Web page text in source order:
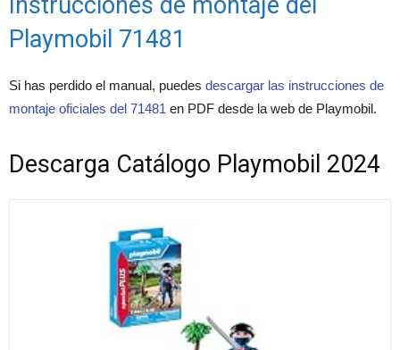
Playmobil 71481
Si has perdido el manual, puedes descargar las instrucciones de
montaje oficiales del 71481 en PDF desde la web de Playmobil.
Descarga Catálogo Playmobil 2024